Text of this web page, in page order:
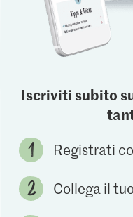
Iscriviti subito
Registrati
Collega il